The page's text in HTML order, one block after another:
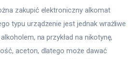
zakupić elektroniczny alkomat
typu urządzenie jest jednak wrażliwe
na przykład na nikotynę,
aceton, dlatego może dawać